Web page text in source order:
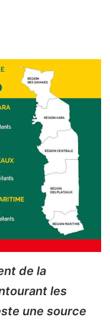
de la
les
une source